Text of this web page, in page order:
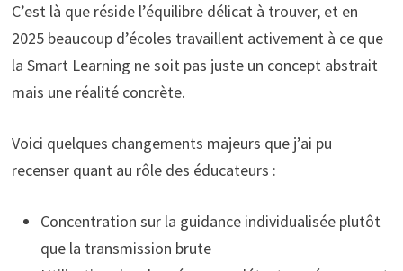
C’est là que réside l’équilibre délicat à trouver, et en
2025 beaucoup d’écoles travaillent activement à ce que
la Smart Learning ne soit pas juste un concept abstrait
mais une réalité concrète.
Voici quelques changements majeurs que j’ai pu
recenser quant au rôle des éducateurs :
Concentration sur la guidance individualisée plutôt
que la transmission brute